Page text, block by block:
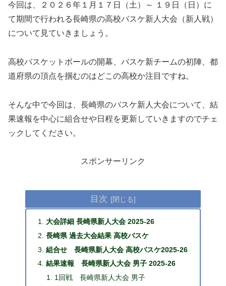
今回は、２０２６年１月１７日（土）～ １９日（日）に
て期間で行われる長崎県の高校バスケ新人大会（新人戦）
について見ていきましょう。
高校バスケットボールの開幕、バスケ新チームの初陣、都
道府県の頂点を掴むのはどこの高校か注目ですね。
そんな中で今回は、長崎県のバスケ新人大会について、結
果速報を中心に組合せや日程を更新していきますのでチェ
ックしてください。
スポンサーリンク
目次
大会詳細 長崎県新人大会 2025-26
長崎県 過去大会結果 高校バスケ
組合せ 長崎県新人大会 高校バスケ2025-26
結果速報 長崎県新人大会 男子 2025-26
1回戦 長崎県新人大会 男子